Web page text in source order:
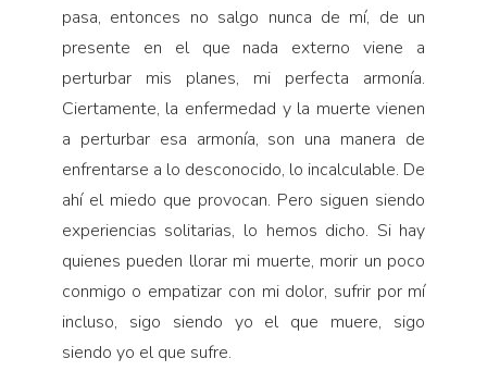
pasa, entonces no salgo nunca de mí, de un
presente en el que nada externo viene a
perturbar mis planes, mi perfecta armonía.
Ciertamente, la enfermedad y la muerte vienen
a perturbar esa armonía, son una manera de
enfrentarse a lo desco­nocido, lo incalculable. De
ahí el miedo que provo­can. Pero siguen siendo
experiencias solitarias, lo hemos dicho. Si hay
quienes pueden llorar mi muerte, morir un poco
conmigo o empatizar con mi dolor, sufrir por mí
incluso, sigo siendo yo el que muere, sigo
siendo yo el que sufre.